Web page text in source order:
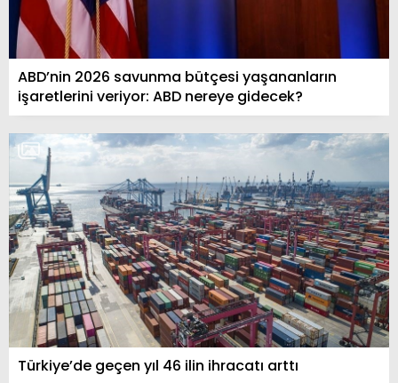
ABD’nin 2026 savunma bütçesi yaşananların
işaretlerini veriyor: ABD nereye gidecek?
Türkiye’de geçen yıl 46 ilin ihracatı arttı